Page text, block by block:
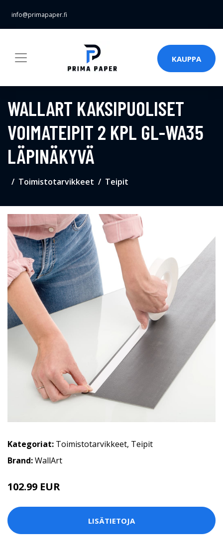
info@primapaper.fi
KAUPPA
WALLART KAKSIPUOLISET
VOIMATEIPIT 2 KPL GL-WA35
LÄPINÄKYVÄ
Toimistotarvikkeet Teipit
Kategoriat: Toimistotarvikkeet, Teipit
Brand:WallArt
102.99 EUR
LISÄTIETOJA